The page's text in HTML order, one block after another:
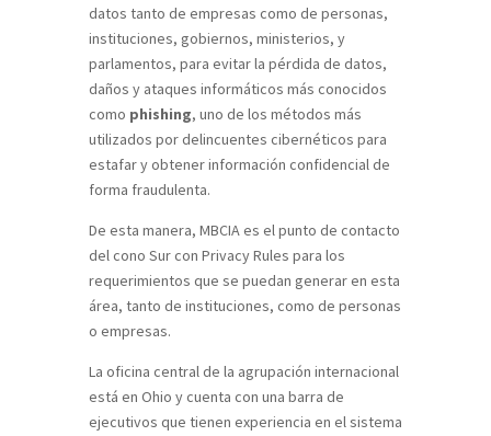
datos tanto de empresas como de personas,
instituciones, gobiernos, ministerios, y
parlamentos, para evitar la pérdida de datos,
daños y ataques informáticos más conocidos
como phishing, uno de los métodos más
utilizados por delincuentes cibernéticos para
estafar y obtener información confidencial de
forma fraudulenta.
De esta manera, MBCIA es el punto de contacto
del cono Sur con Privacy Rules para los
requerimientos que se puedan generar en esta
área, tanto de instituciones, como de personas
o empresas.
La oficina central de la agrupación internacional
está en Ohio y cuenta con una barra de
ejecutivos que tienen experiencia en el sistema